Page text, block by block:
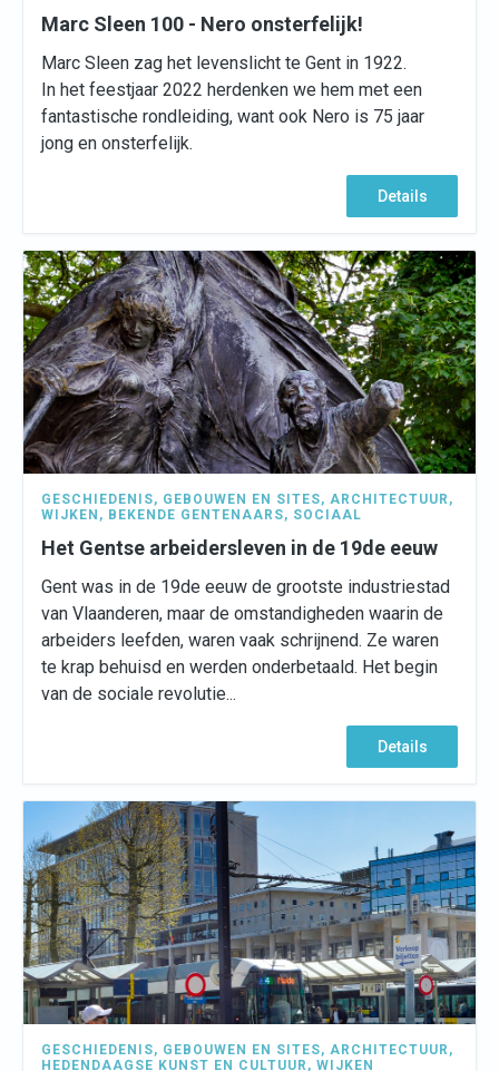
Marc Sleen 100 - Nero onsterfelijk!
Marc Sleen zag het levenslicht te Gent in 1922.
In het feestjaar 2022 herdenken we hem met een
fantastische rondleiding, want ook Nero is 75 jaar
jong en onsterfelijk.
Details
GESCHIEDENIS, GEBOUWEN EN SITES, ARCHITECTUUR ,
WIJKEN , BEKENDE GENTENAARS, SOCIAAL
Het Gentse arbeidersleven in de 19de eeuw
Gent was in de 19de eeuw de grootste industriestad
van Vlaanderen, maar de omstandigheden waarin de
arbeiders leefden, waren vaak schrijnend. Ze waren
te krap behuisd en werden onderbetaald. Het begin
van de sociale revolutie...
Details
GESCHIEDENIS, GEBOUWEN EN SITES, ARCHITECTUUR ,
HEDENDAAGSE KUNST EN CULTUUR , WIJKEN